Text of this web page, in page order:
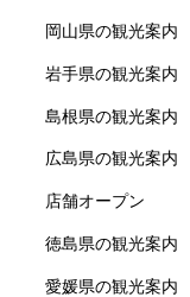
岡山県の観光案内
岩手県の観光案内
島根県の観光案内
広島県の観光案内
店舗オープン
徳島県の観光案内
愛媛県の観光案内